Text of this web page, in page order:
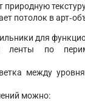
природную
потолок в
для
ленты по
между
можно: